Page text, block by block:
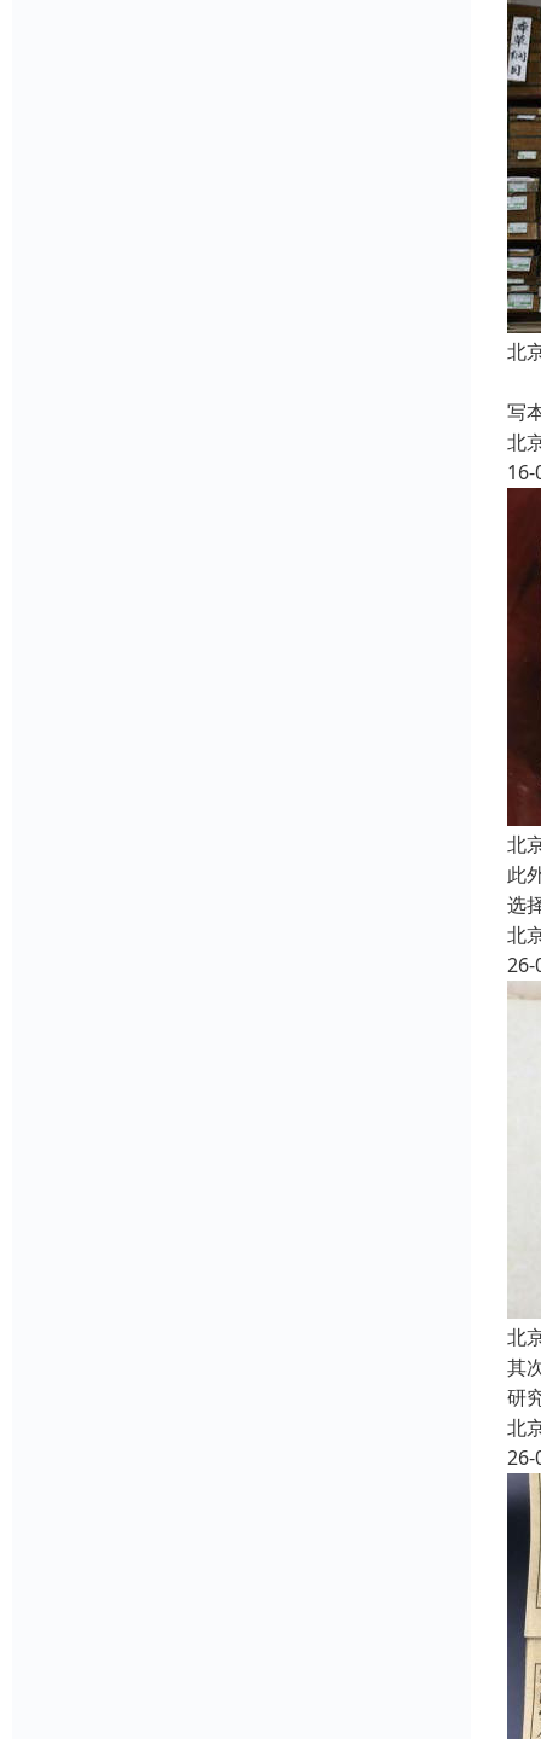
北
写
北
16-
北
此
选
北
26-
北
其
研
北
26-